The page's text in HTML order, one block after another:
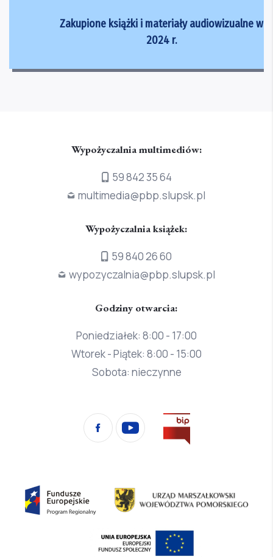
Zakupione książki i materiały audiowizualne w
2024 r.
Wypożyczalnia multimediów:
59 842 35 64
multimedia@pbp.slupsk.pl
Wypożyczalnia książek:
59 840 26 60
wypozyczalnia@pbp.slupsk.pl
Godziny otwarcia:
Poniedziałek: 8:00 - 17:00
Wtorek - Piątek: 8:00 - 15:00
Sobota: nieczynne
FacebookYouTube
Przejdź
Publicznej
Fundusze
Europejskie
Urząd
Marszałkowski
Pomorskiego
Europejski
Fundusz